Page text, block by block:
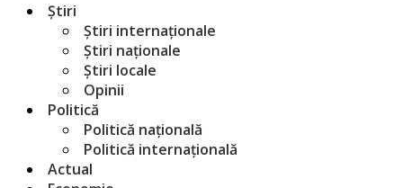
Știri
Știri internaționale
Știri naționale
Știri locale
Opinii
Politică
Politică națională
Politică internațională
Actual